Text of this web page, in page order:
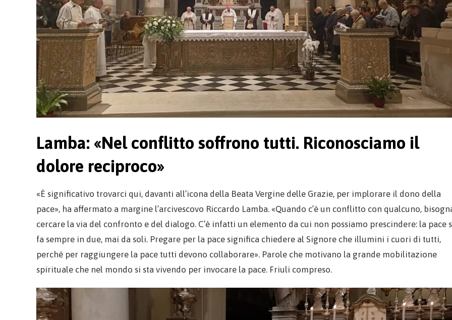
Lamba: «Nel conflitto soffrono tutti. Riconosciamo il
dolore reciproco»
«È significativo trovarci qui, davanti all’icona della Beata Vergine delle Grazie, per implorare il dono della
pace», ha affermato a margine l’arcivescovo Riccardo Lamba. «Quando c’è un conflitto con qualcuno,
cercare la via del confronto e del dialogo. C’è infatti un elemento da cui non possiamo prescindere: la pace
fa sempre in due, mai da soli. Pregare per la pace significa chiedere al Signore che illumini i cuori di tutti,
perché per raggiungere la pace tutti devono collaborare». Parole che motivano la grande mobilitazione
spirituale che nel mondo si sta vivendo per invocare la pace. Friuli compreso.